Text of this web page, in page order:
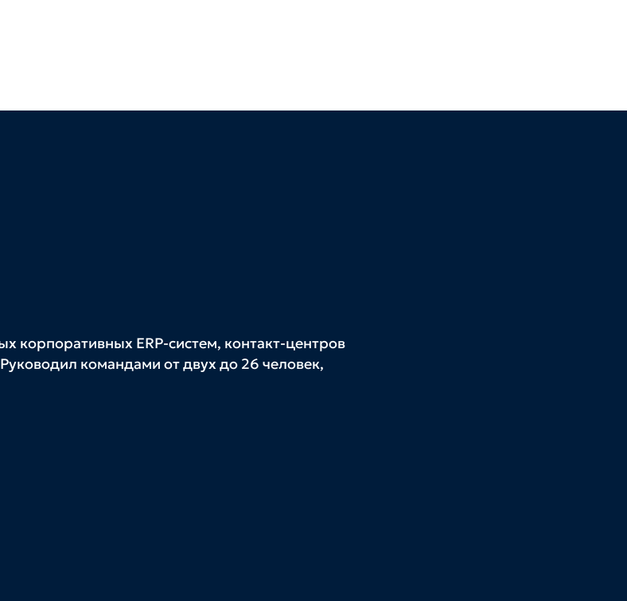
корпоративных ERP‑систем, контакт‑центров
командами от двух до 26 человек,